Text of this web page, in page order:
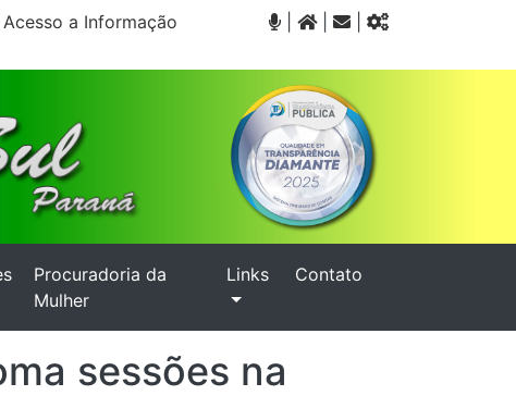
a Informação |
Procuradoria da
Mulher
Links Contato
sessões na